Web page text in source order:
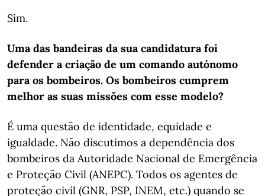
Sim.
Uma das bandeiras da sua candidatura foi
defender a criação de um comando autónomo
para os bombeiros. Os bombeiros cumprem
melhor as suas missões com esse modelo?
É uma questão de identidade, equidade e
igualdade. Não discutimos a dependência dos
bombeiros da Autoridade Nacional de Emergência
e Proteção Civil (ANEPC). Todos os agentes de
proteção civil (GNR, PSP, INEM, etc.) quando se